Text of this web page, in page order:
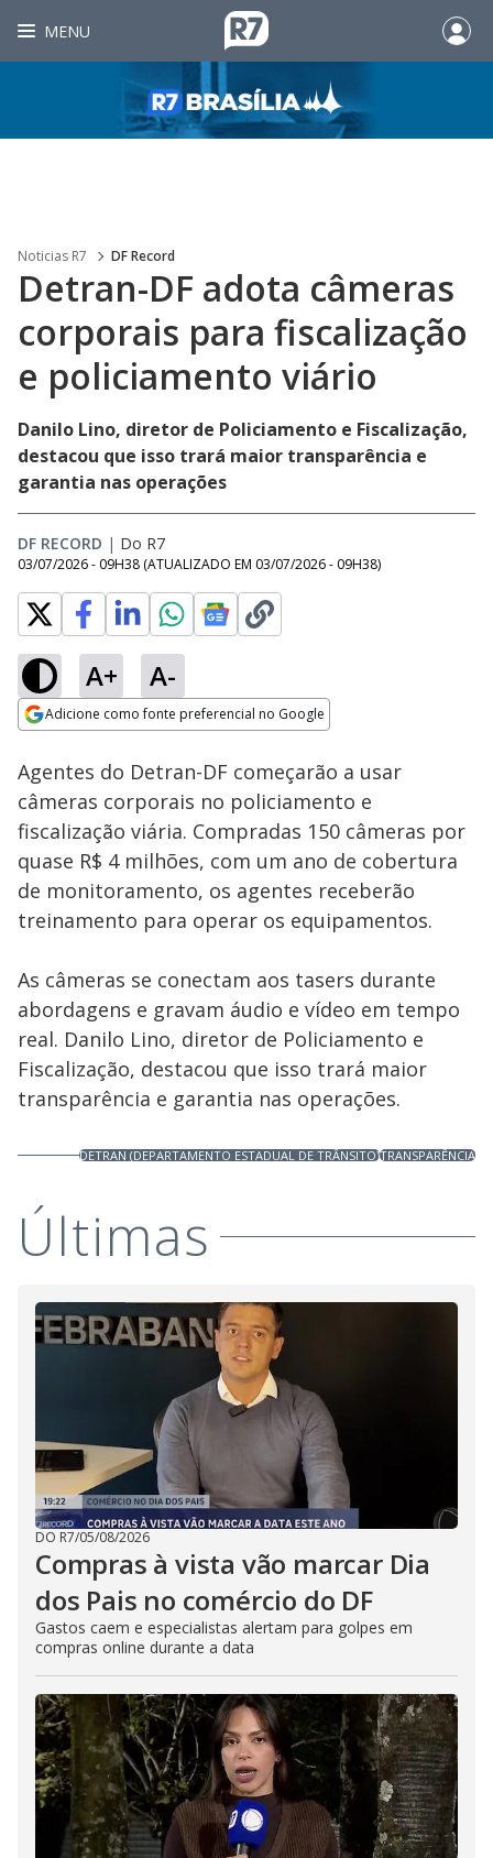
MENU
Noticias R7 DF Record
Detran-DF adota câmeras
corporais para fiscalização
e policiamento viário
Danilo Lino, diretor de Policiamento e Fiscalização,
destacou que isso trará maior transparência e
garantia nas operações
DF RECORD | Do R7
03/07/2026 - 09H38 (ATUALIZADO EM 03/07/2026 - 09H38)
A+ A-
Adicione como fonte preferencial no Google
Ativar
Loaded
64.11%
Agentes do Detran-DF começarão a usar
câmeras corporais no policiamento e
fiscalização viária. Compradas 150 câmeras por
quase R$ 4 milhões, com um ano de cobertura
de monitoramento, os agentes receberão
treinamento para operar os equipamentos.
As câmeras se conectam aos tasers durante
abordagens e gravam áudio e vídeo em tempo
real. Danilo Lino, diretor de Policiamento e
Fiscalização, destacou que isso trará maior
transparência e garantia nas operações.
DETRAN (DEPARTAMENTO ESTADUAL DE TRÂNSITO)TRANSPARÊNCIA
Últimas
DO R7/05/08/2026
Compras à vista vão marcar Dia
dos Pais no comércio do DF
Gastos caem e especialistas alertam para golpes em
compras online durante a data